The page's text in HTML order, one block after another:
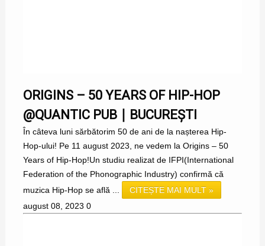
ORIGINS – 50 YEARS OF HIP-HOP
@QUANTIC PUB ∣ BUCUREȘTI
În câteva luni sărbătorim 50 de ani de la nașterea Hip-
Hop-ului! Pe 11 august 2023, ne vedem la Origins – 50
Years of Hip-Hop!Un studiu realizat de IFPI(International
Federation of the Phonographic Industry) confirmă că
muzica Hip-Hop se află ...
CITEȘTE MAI MULT »
august 08, 2023 0